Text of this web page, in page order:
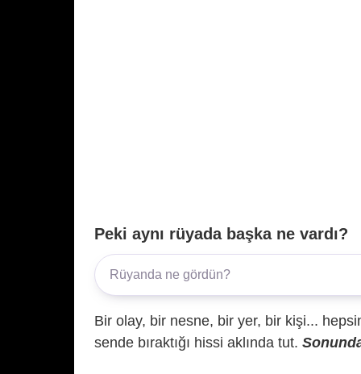
Peki aynı rüyada başka ne vardı?
Bir olay, bir nesne, bir yer, bir kişi...
sende bıraktığı hissi aklında tut.